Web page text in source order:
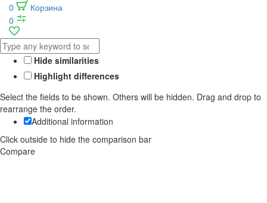
0
Корзина
0
Hide similarities
Highlight differences
Select the fields to be shown. Others will be hidden. Drag and drop to
rearrange the order.
Additional information
Click outside to hide the comparison bar
Compare